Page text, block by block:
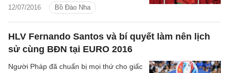
12/07/2016 Bồ Đào Nha
HLV Fernando Santos và bí quyết làm nên lịch
sử cùng BĐN tại EURO 2016
Người Pháp đã chuẩn bị mọi thứ cho giấc